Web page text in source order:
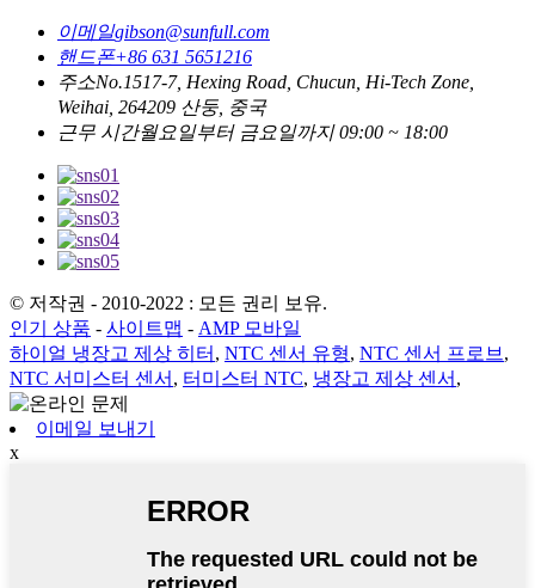
이메일gibson@sunfull.com
핸드폰+86 631 5651216
주소No.1517-7, Hexing Road, Chucun, Hi-Tech Zone,
Weihai, 264209 산둥, 중국
근무 시간월요일부터 금요일까지 09:00 ~ 18:00
© 저작권 - 2010-2022 : 모든 권리 보유.
인기 상품 - 사이트맵 - AMP 모바일
하이얼 냉장고 제상 히터 , NTC 센서 유형, NTC 센서 프로브 ,
NTC 서미스터 센서 , 터미스터 NTC, 냉장고 제상 센서 ,
이메일 보내기
x